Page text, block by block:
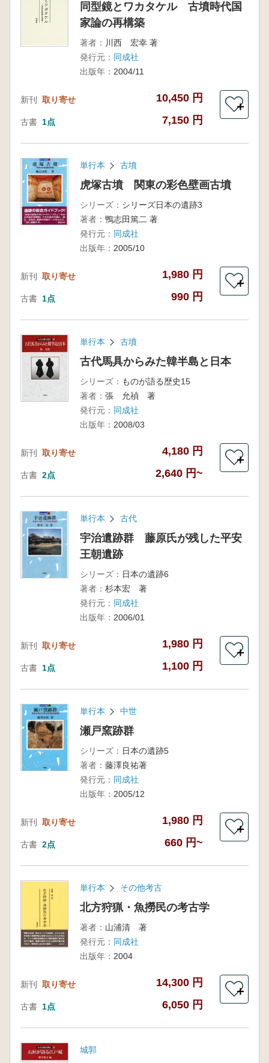
同型鏡とワカタケル 古墳時代国
家論の再構築
著者： 川西 宏幸 著
発行元： 同成社
出版年： 2004/11
新刊 取り寄せ 10,450 円
古書 1点 7,150 円
＋
単行本 古墳
虎塚古墳 関東の彩色壁画古墳
シリーズ： シリーズ日本の遺跡3
著者： 鴨志田篤二 著
発行元： 同成社
出版年： 2005/10
新刊 取り寄せ 1,980 円
古書 1点 990 円
＋
単行本 古墳
古代馬具からみた韓半島と日本
シリーズ： ものが語る歴史15
著者： 張 允禎 著
発行元： 同成社
出版年： 2008/03
新刊 取り寄せ 4,180 円
古書 2点 2,640 円~
＋
単行本 古代
宇治遺跡群 藤原氏が残した平安
王朝遺跡
シリーズ： 日本の遺跡6
著者： 杉本宏 著
発行元： 同成社
出版年： 2006/01
新刊 取り寄せ 1,980 円
古書 1点 1,100 円
＋
単行本 中世
瀬戸窯跡群
シリーズ： 日本の遺跡5
著者： 藤澤良祐著
発行元： 同成社
出版年： 2005/12
新刊 取り寄せ 1,980 円
古書 2点 660 円~
＋
単行本 その他考古
北方狩猟・魚撈民の考古学
著者： 山浦清 著
発行元： 同成社
出版年： 2004
新刊 取り寄せ 14,300 円
古書 1点 6,050 円
＋
城郭